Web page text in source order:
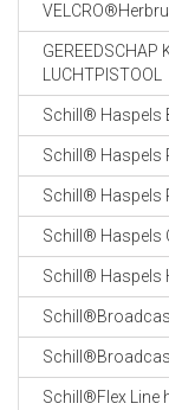
GEREEDSCHAP
LUCHTPISTOOL
Schill® Haspels
Schill® Haspels
Schill® Haspels
Schill® Haspels
Schill® Haspels
Schill®Flex Line